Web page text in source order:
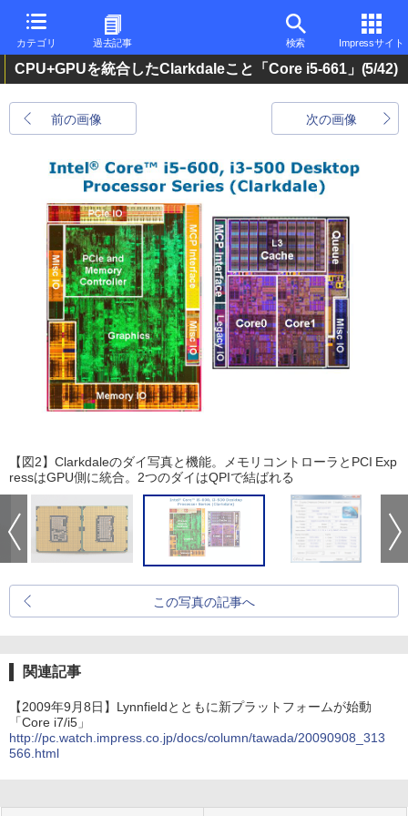
カテゴリ 過去記事 検索 Impressサイト
CPU+GPUを統合したClarkdaleこと「Core i5-661」 (5/42)
前の画像 次の画像
【図2】Clarkdaleのダイ写真と機能。メモリコントローラとPCI Exp
ressはGPU側に統合。2つのダイはQPIで結ばれる
この写真の記事へ
関連記事
【2009年9月8日】Lynnfieldとともに新プラットフォームが始動
「Core i7/i5」
http://pc.watch.impress.co.jp/docs/column/tawada/20090908_313
566.html